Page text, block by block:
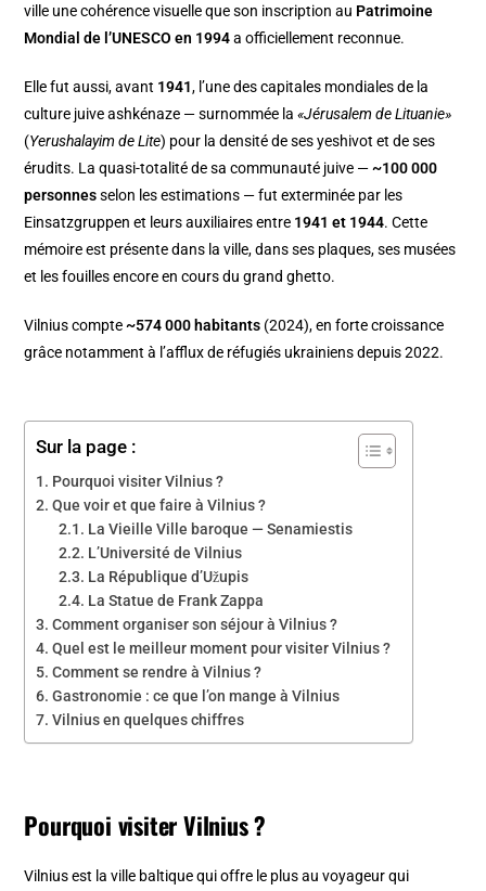
ville une cohérence visuelle que son inscription au Patrimoine
Mondial de l’UNESCO en 1994a officiellement reconnue.
Elle fut aussi, avant 1941, l’une des capitales mondiales de la
culture juive ashkénaze — surnommée la«Jérusalem de Lituanie»
(Yerushalayim de Lite) pour la densité de ses yeshivot et de ses
érudits. La quasi-totalité de sa communauté juive —~100 000
personnesselon les estimations — fut exterminée par les
Einsatzgruppen et leurs auxiliaires entre 1941 et 1944. Cette
mémoire est présente dans la ville, dans ses plaques, ses musées
et les fouilles encore en cours du grand ghetto.
Vilnius compte~574 000 habitants (2024), en forte croissance
grâce notamment à l’afflux de réfugiés ukrainiens depuis 2022.
Sur la page :
Pourquoi visiter Vilnius ?
Que voir et que faire à Vilnius ?
La Vieille Ville baroque — Senamiestis
L’Université de Vilnius
La République d’Užupis
La Statue de Frank Zappa
Comment organiser son séjour à Vilnius ?
Quel est le meilleur moment pour visiter Vilnius ?
Comment se rendre à Vilnius ?
Gastronomie : ce que l’on mange à Vilnius
Vilnius en quelques chiffres
Pourquoi visiter Vilnius ?
Vilnius est la ville baltique qui offre le plus au voyageur qui